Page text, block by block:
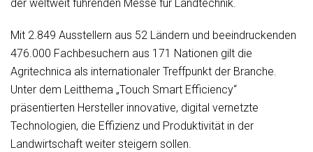
der weltweit führenden Messe für Landtechnik.
Mit 2.849 Ausstellern aus 52 Ländern und beeindruckenden
476.000 Fachbesuchern aus 171 Nationen gilt die
Agritechnica als internationaler Treffpunkt der Branche.
Unter dem Leitthema „Touch Smart Efficiency“
präsentierten Hersteller innovative, digital vernetzte
Technologien, die Effizienz und Produktivität in der
Landwirtschaft weiter steigern sollen.